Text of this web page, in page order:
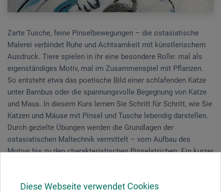
Diese Webseite verwendet Cookies
Zarte Tusche, feine Pinselbewegungen – die ostasiatische
Malerei verbindet Ruhe und Achtsamkeit mit künstlerischem
Ausdruck. Tiere spielen in ihr eine besondere Rolle: mal als
eigenständiges Motiv, mal im Zusammenspiel mit Pflanzen.
So entsteht etwa das poetische Bild einer schlafenden Katze
unter Bambus oder die spannungsvolle Begegnung von Katze
und Maus. In diesem Kurs lernen Sie Schritt für Schritt, wie Sie
Katzen und Mäuse mit Pinsel und Tusche lebendig darstellen.
Durch gezielte Übungen werden die Grundlagen der
ostasiatischen Maltechnik vermittelt – vom Aufbau des
Motivs bis zu den charakteristischen Pinselstrichen. Ein kurzer